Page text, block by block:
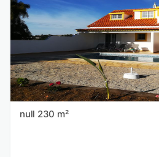
null 230 m²